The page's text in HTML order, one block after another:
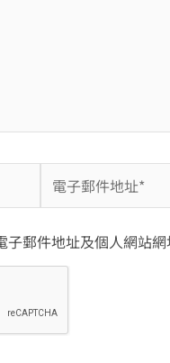
電
件
址
*
子郵件地址及個人網站